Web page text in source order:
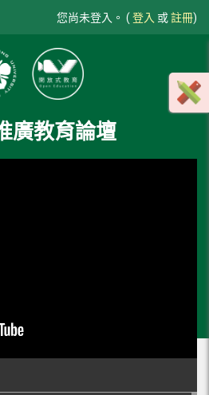
您尚未登入。 ( 登入 或註冊)
廣教育論壇